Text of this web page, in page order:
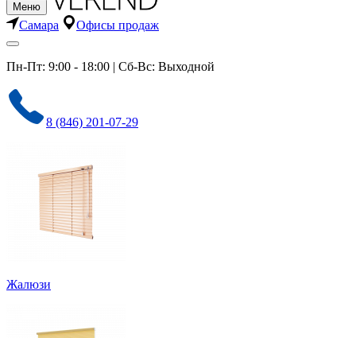
Меню
Самара Офисы продаж
Пн-Пт: 9:00 - 18:00 | Сб-Вс: Выходной
8 (846) 201-07-29
Жалюзи